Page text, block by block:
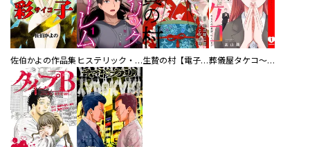
佐伯かよの作品集 ヒステリック・ハーレム～搾られる男と堕ちる女～【電子単行本版】 生贄の村【電子単行本版】 葬儀屋タケコ～あなたの最期、叶えます【電子単行本版】